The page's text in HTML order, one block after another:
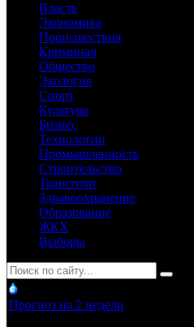
Власть
Экономика
Происшествия
Криминал
Общество
Экология
Спорт
Культура
Бизнес
Технологии
Промышленность
Строительство
Транспорт
Здравоохранение
Образование
ЖКХ
Выборы
Прогноз на 2 недели